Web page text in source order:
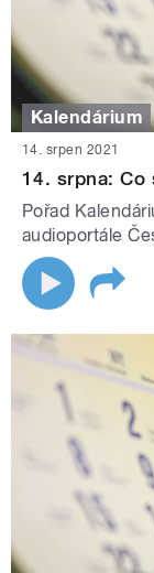
Kalendárium
14. srpen 2021
14. srpna:
Pořad
audioportále